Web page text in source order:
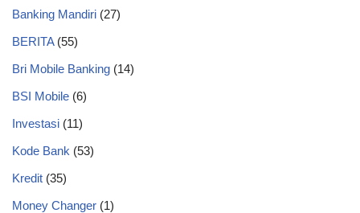
Banking Mandiri (27)
BERITA(55)
Bri Mobile Banking (14)
BSI Mobile (6)
Investasi (11)
Kode Bank (53)
Kredit (35)
Money Changer (1)